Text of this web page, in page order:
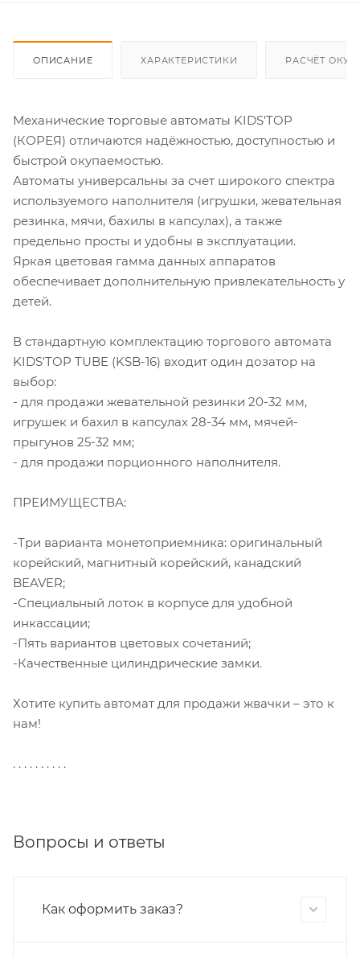
ОПИСАНИЕ ХАРАКТЕРИСТИКИ РАСЧЁТ
Механические торговые автоматы KIDS'TOP
(КОРЕЯ) отличаются надёжностью, доступностью и
быстрой окупаемостью.
Автоматы универсальны за счет широкого спектра
используемого наполнителя (игрушки, жевательная
резинка, мячи, бахилы в капсулах), а также
предельно просты и удобны в эксплуатации.
Яркая цветовая гамма данных аппаратов
обеспечивает дополнительную привлекательность у
детей.
В стандартную комплектацию торгового автомата
KIDS'TOP TUBE (KSB-16) входит один дозатор на
выбор:
- для продажи жевательной резинки 20-32 мм,
игрушек и бахил в капсулах 28-34 мм, мячей-
прыгунов 25-32 мм;
- для продажи порционного наполнителя.
ПРЕИМУЩЕСТВА:
-Три варианта монетоприемника: оригинальный
корейский, магнитный корейский, канадский
BEAVER;
-Специальный лоток в корпусе для удобной
инкассации;
-Пять вариантов цветовых сочетаний;
-Качественные цилиндрические замки.
Хотите купить автомат для продажи жвачки – это к
нам!
. . . . . . . . . .
Вопросы и ответы
Как оформить заказ?